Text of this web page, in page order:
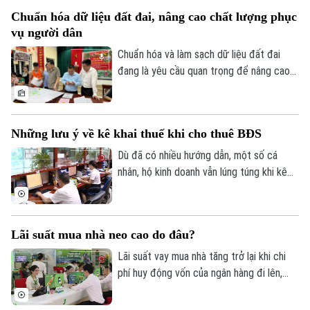
Golf
Sao
Điện ảnh
Thời trang
Âm nhạc
của chiến dịch cao điểm 45 ngày, với mục
và căn hộ trước ngày 25/8/2026.
Chuẩn hóa dữ liệu đất đai, nâng cao chất lượng phục
vụ người dân
Chuẩn hóa và làm sạch dữ liệu đất đai
đang là yêu cầu quan trọng để nâng cao
ngày đang được triển khai đồng loạt từ
từng thôn, từng khu dân cư, với sự vào
cuộc của cả hệ thống chính trị và sự
Những lưu ý về kê khai thuế khi cho thuê BĐS
Dù đã có nhiều hướng dẫn, một số cá
nhân, hộ kinh doanh vẫn lúng túng khi kê
này.
Lãi suất mua nhà neo cao do đâu?
Lãi suất vay mua nhà tăng trở lại khi chi
phí huy động vốn của ngân hàng đi lên,